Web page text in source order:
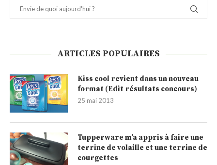
ARTICLES POPULAIRES
Kiss cool revient dans un nouveau
format (Edit résultats concours)
25 mai 2013
Tupperware m’a appris à faire une
terrine de volaille et une terrine de
courgettes